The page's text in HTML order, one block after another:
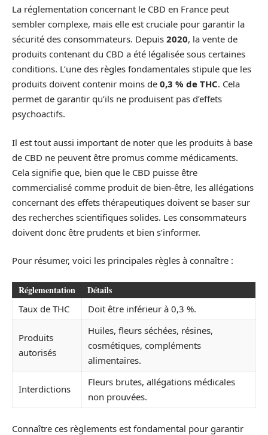
La réglementation concernant le CBD en France peut
sembler complexe, mais elle est cruciale pour garantir la
sécurité des consommateurs. Depuis 2020, la vente de
produits contenant du CBD a été légalisée sous certaines
conditions. L’une des règles fondamentales stipule que les
produits doivent contenir moins de 0,3 % de THC. Cela
permet de garantir qu’ils ne produisent pas d’effets
psychoactifs.
Il est tout aussi important de noter que les produits à base
de CBD ne peuvent être promus comme médicaments.
Cela signifie que, bien que le CBD puisse être
commercialisé comme produit de bien-être, les allégations
concernant des effets thérapeutiques doivent se baser sur
des recherches scientifiques solides. Les consommateurs
doivent donc être prudents et bien s’informer.
Pour résumer, voici les principales règles à connaître :
Réglementation Détails
Taux de THC Doit être inférieur à 0,3 %.
Produits
autorisés
Huiles, fleurs séchées, résines,
cosmétiques, compléments
alimentaires.
Interdictions
Fleurs brutes, allégations médicales
non prouvées.
Connaître ces règlements est fondamental pour garantir